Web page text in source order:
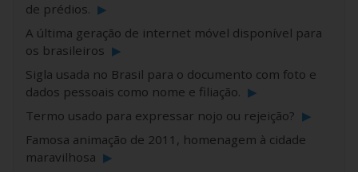
de prédios. ▶
A última geração de internet móvel disponível para
os brasileiros ▶
Sigla usada no Brasil para o documento com foto e
dados pessoais como nome e filiação. ▶
Termo usado para expressar nojo ou rejeição? ▶
Famosa animação de 2011, homenagem à cidade
maravilhosa ▶